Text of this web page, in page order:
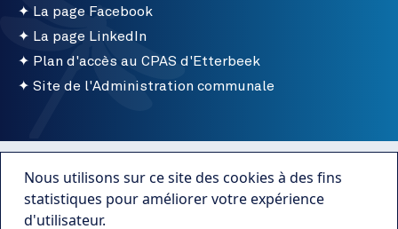
La page Facebook
La page LinkedIn
Plan d'accès au CPAS d'Etterbeek
Site de l'Administration communale
Menu bottom
Mentions légales
Nous utilisons sur ce site des cookies à des fins
statistiques pour améliorer votre expérience
d'utilisateur.